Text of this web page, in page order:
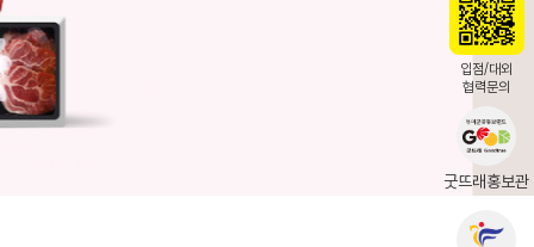
입점/대외
협력문의
굿뜨래홍보관